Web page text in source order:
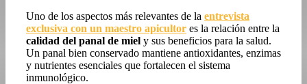
Uno de los aspectos más relevantes de la entrevista
exclusiva con un maestro apicultor es la relación entre la
calidad del panal de miel y sus beneficios para la salud.
Un panal bien conservado mantiene antioxidantes, enzimas
y nutrientes esenciales que fortalecen el sistema
inmunológico.